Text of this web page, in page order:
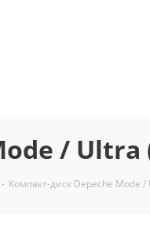
/ Ultra
- Компакт-диск Depeche Mode /